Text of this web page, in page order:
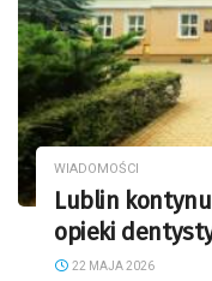
WIADOMOŚCI
Lublin
opieki
22 MAJA 2026